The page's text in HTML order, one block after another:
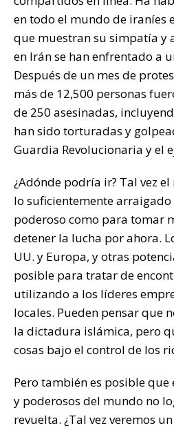
en todo el mundo de iraníes
que muestran su simpatía y
en Irán se han enfrentado a
Después de un mes de
más de 12,500 personas
de 250 asesinadas,
han sido torturadas y
Guardia Revolucionaria y el
¿Adónde podría ir? Tal vez
lo suficientemente
poderoso como para tomar
detener la lucha por ahora.
UU. y Europa, y otras
posible para tratar de
utilizando a los líderes
locales. Pueden pensar que
la dictadura islámica, pero
cosas bajo el control de los
Pero también es posible que
y poderosos del mundo no
revuelta. ¿Tal vez veremos